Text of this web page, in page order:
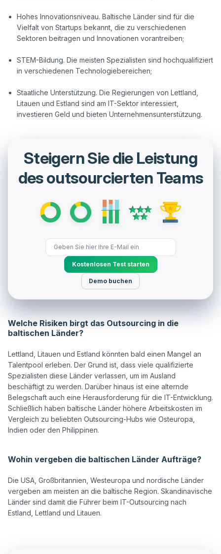
Hohes Innovationsniveau. Baltische Länder sind für die
Vielfalt von Startups bekannt, die zu verschiedenen
Sektoren beitragen und Innovationen vorantreiben;
STEM-Bildung. Die meisten Spezialisten sind hochqualifiziert
in verschiedenen Technologiebereichen;
Staatliche Unterstützung. Die Regierungen von Lettland,
Litauen und Estland sind am IT-Sektor interessiert,
investieren Geld und bieten Unternehmensunterstützung.
Steigern Sie die Leistung
des outsourcierten Teams
Kostenlosen Test starten
Demo buchen
Welche Risiken birgt das Outsourcing in die
baltischen Länder?
Lettland, Litauen und Estland könnten bald einen Mangel an
Talentpool erleben. Der Grund ist, dass viele qualifizierte
Spezialisten diese Länder verlassen, um im Ausland
beschäftigt zu werden. Darüber hinaus ist eine alternde
Belegschaft auch eine Herausforderung für die IT-Entwicklung.
Schließlich haben baltische Länder höhere Arbeitskosten im
Vergleich zu beliebten Outsourcing-Hubs wie Osteuropa,
Indien oder den Philippinen.
Wohin vergeben die baltischen Länder Aufträge?
Die USA, Großbritannien, Westeuropa und nordische Länder
vergeben am meisten an die baltische Region. Skandinavische
Länder sind damit die Führer beim IT-Outsourcing nach